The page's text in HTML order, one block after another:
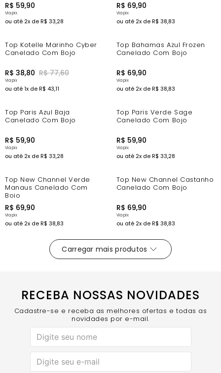
R$ 59,90
ou até 2x deR$ 33,28
R$ 69,90
ou até 2x deR$ 38,83
-44%
Top Kotelle Marinho Cyber
Canelado Com Bojo
R$ 38,80 R$ 77,60
ou até1x deR$ 43,11
Top Bahamas Azul Frozen
Canelado Com Bojo
R$ 69,90
ou até 2x deR$ 38,83
Top Paris Azul Baja
Canelado Com Bojo
R$ 59,90
ou até 2x deR$ 33,28
Top Paris Verde Sage
Canelado Com Bojo
R$ 59,90
ou até 2x deR$ 33,28
Top New Channel Verde
Manaus Canelado Com
Bojo
R$ 69,90
ou até 2x deR$ 38,83
Top New Channel Castanho
Canelado Com Bojo
R$ 69,90
ou até 2x deR$ 38,83
RECEBA NOSSAS NOVIDADES
Cadastre-se e receba as melhores ofertas e todas as
novidades por e-mail.